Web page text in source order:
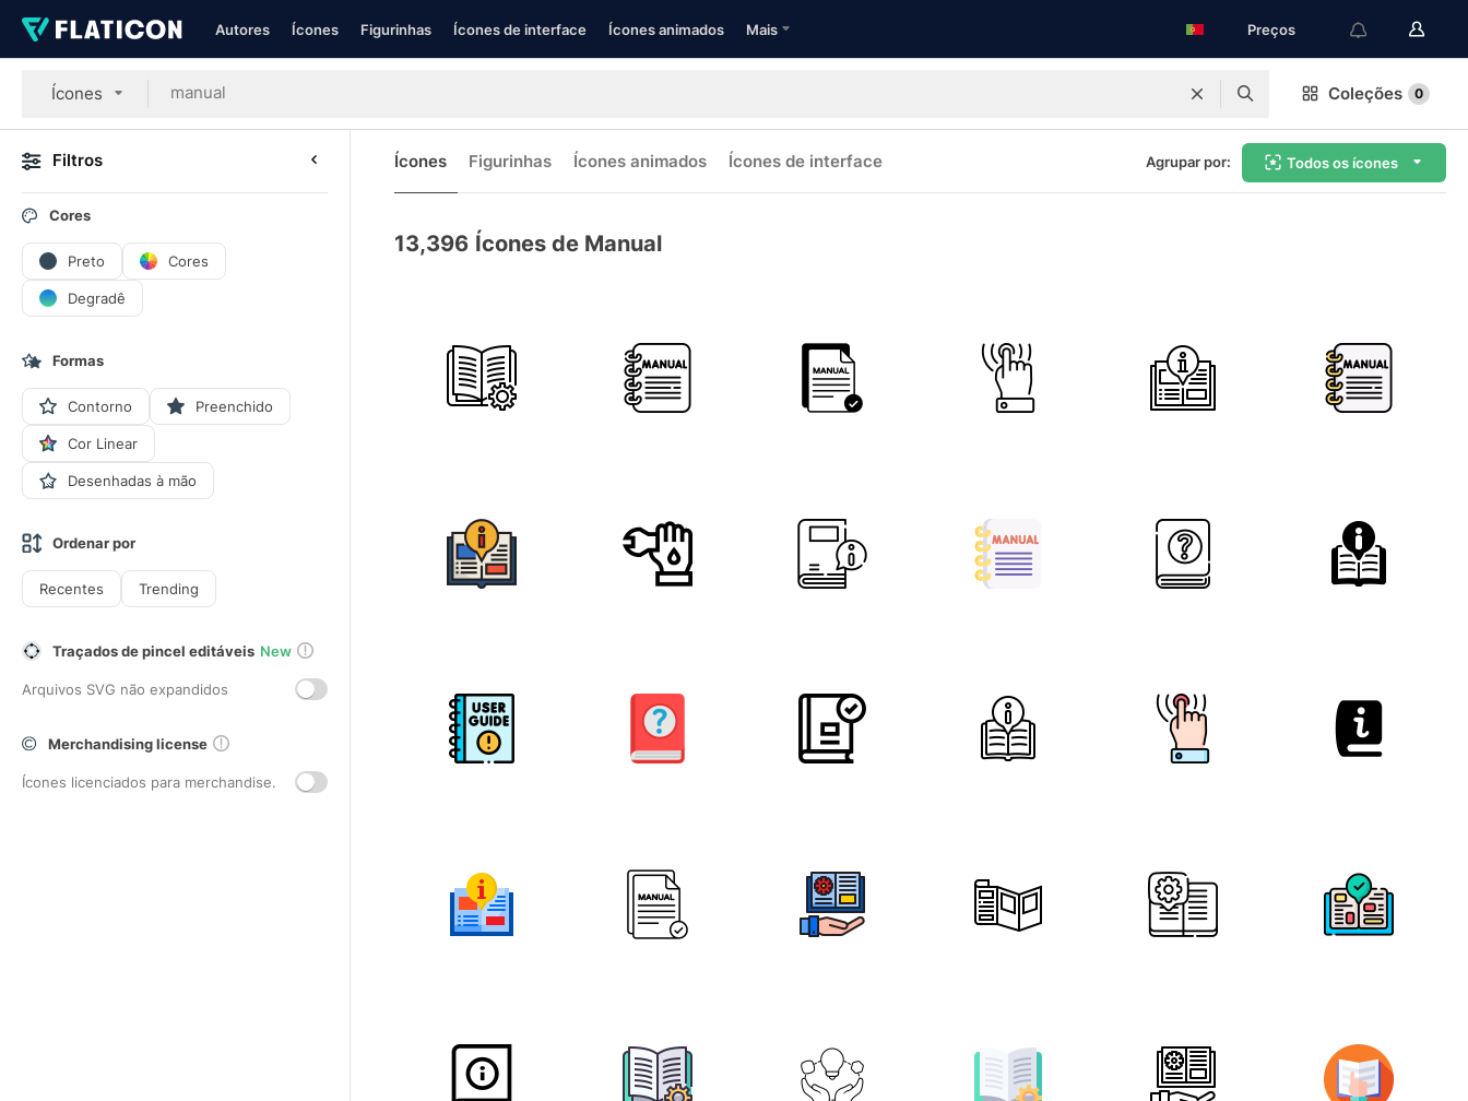
Autores Ícones Figurinhas Ícones de interface Ícones animados Mais Preços
Ícones Coleções 0
Filtros
Cores
Preto Cores
Degradê
Formas
Contorno Preenchido
Cor Linear
Desenhadas à mão
Ordenar por
Recentes Trending
Traçados de pincel editáveis New
Arquivos SVG não expandidos
Merchandising license
Ícones licenciados para merchandise.
Ícones Figurinhas Ícones animados Ícones de interface Agrupar por: Todos os ícones
13,396 Ícones de Manual